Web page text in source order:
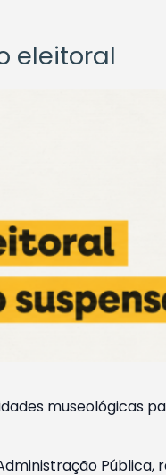
eleitoral
museológicas
Pública,